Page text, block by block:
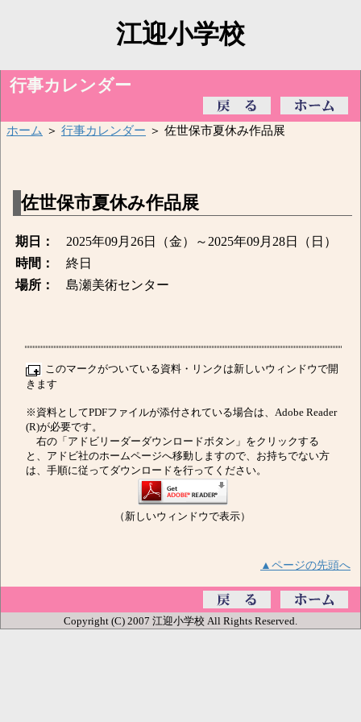
江迎小学校
行事カレンダー
ホーム ＞ 行事カレンダー ＞ 佐世保市夏休み作品展
佐世保市夏休み作品展
期日：
2025年09月26日（金）～2025年09月28日（日）
時間：
終日
場所：
島瀬美術センター
このマークがついている資料・リンクは新しいウィンドウで開
きます
※資料としてPDFファイルが添付されている場合は、Adobe Reader
(R)が必要です。
右の「アドビリーダーダウンロードボタン」をクリックする
と、アドビ社のホームページへ移動しますので、お持ちでない方
は、手順に従ってダウンロードを行ってください。
（新しいウィンドウで表示）
▲ページの先頭へ
Copyright (C) 2007 江迎小学校 All Rights Reserved.